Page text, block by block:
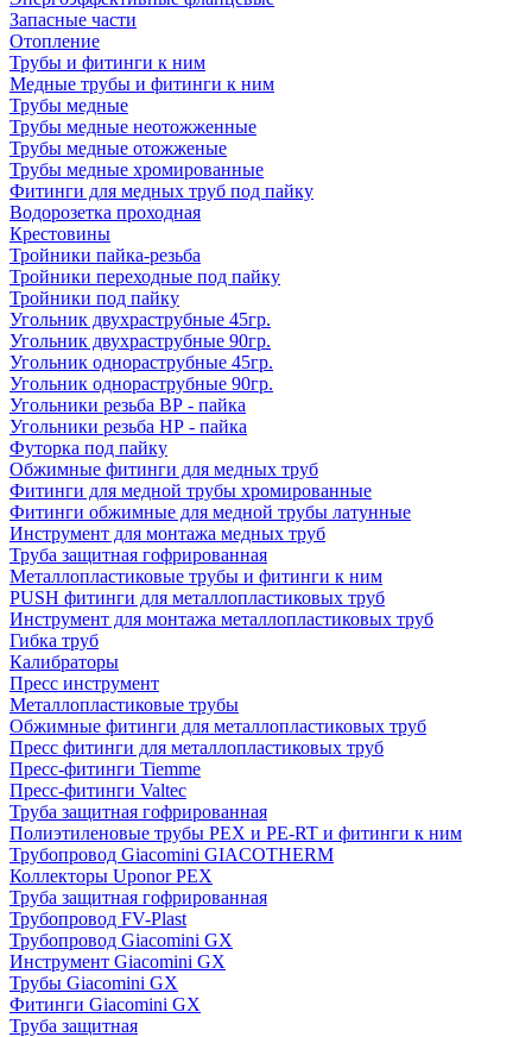
Запасные части
Отопление
Трубы и фитинги к ним
Медные трубы и фитинги к ним
Трубы медные
Трубы медные неотожженные
Трубы медные отожженые
Трубы медные хромированные
Фитинги для медных труб под пайку
Водорозетка проходная
Крестовины
Тройники пайка-резьба
Тройники переходные под пайку
Тройники под пайку
Угольник двухраструбные 45гр.
Угольник двухраструбные 90гр.
Угольник однораструбные 45гр.
Угольник однораструбные 90гр.
Угольники резьба ВР - пайка
Угольники резьба НР - пайка
Футорка под пайку
Обжимные фитинги для медных труб
Фитинги для медной трубы хромированные
Фитинги обжимные для медной трубы латунные
Инструмент для монтажа медных труб
Труба защитная гофрированная
Металлопластиковые трубы и фитинги к ним
PUSH фитинги для металлопластиковых труб
Инструмент для монтажа металлопластиковых труб
Гибка труб
Калибраторы
Пресс инструмент
Металлопластиковые трубы
Обжимные фитинги для металлопластиковых труб
Пресс фитинги для металлопластиковых труб
Пресс-фитинги Tiemme
Пресс-фитинги Valtec
Труба защитная гофрированная
Полиэтиленовые трубы PEX и PE-RT и фитинги к ним
Трубопровод Giacomini GIACOTHERM
Коллекторы Uponor PEX
Труба защитная гофрированная
Трубопровод FV-Plast
Трубопровод Giacomini GX
Инструмент Giacomini GX
Трубы Giacomini GX
Фитинги Giacomini GX
Труба защитная